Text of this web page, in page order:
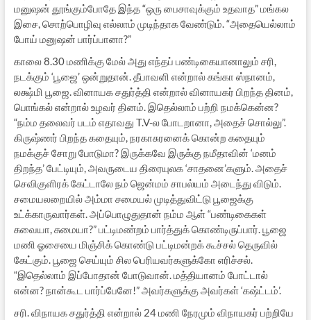
மனுஷன் தூங்கும்போதே இந்த “ஒரு பைசாவுக்கும் உதவாத” மங்கல
இசை, சொற்பொழிவு எல்லாம் முடிந்தாக வேண்டும். “அதையெல்லாம்
போய் மனுஷன் பார்ப்பானா?”
காலை 8.30 மணிக்கு மேல் அது எந்தப் பண்டிகையானாலும் சரி,
நடக்கும் ‘பூஜை’ ஒன்றுதான். தீபாவளி என்றால் கங்கா ஸ்நானம்,
லக்ஷ்மி பூஜை. வினாயக சதுர்த்தி என்றால் வினாயகர் பிறந்த தினம்,
பொங்கல் என்றால் உழவர் தினம். இதெல்லாம் பற்றி நமக்கென்ன?
“நம்ம தலைவர் படம் எதாவது T.V-ல போடறானா, அதைச் சொல்லு”.
கிருஷ்ணர் பிறந்த கதையும், நரகாசுரனைக் கொன்ற கதையும்
நமக்குச் சோறு போடுமா? இருக்கவே இருக்கு நமீதாவின் ‘மனம்
திறந்த’ பேட்டியும், அவருடைய திரையுலக ‘சாதனை’களும். அதைச்
செவிகுளிரக் கேட்டாலே நம் ஜென்மம் சாபல்யம் அடைந்து விடும்.
சமையலறையில் அம்மா சமையல் முடித்துவிட்டு பூஜைக்கு
உட்க்காருவார்கள். அப்பொழுதுதான் நம்ம ஆள் “பண்டிகைகள்
சுவையா, சுமையா?” பட்டிமண்றம் பார்த்துக் கொண்டிருப்பார். பூஜை
மணி ஓசையை மிஞ்சிக் கொண்டு பட்டிமன்றக் கூச்சல் தெருவில்
கேட்கும். பூஜை செய்யும் சில பெரியவர்களுக்கோ எரிச்சல்.
“இதெல்லாம் இப்போதான் போடுவான். மத்தியானம் போட்டால்
என்ன? நான்கூட பார்ப்பேனே!” அவர்களுக்கு அவர்கள் ‘கஷ்ட்டம்’.
சரி. விநாயக சதுர்த்தி என்றால் 24 மணி நேரமும் விநாயகர் பற்றியே